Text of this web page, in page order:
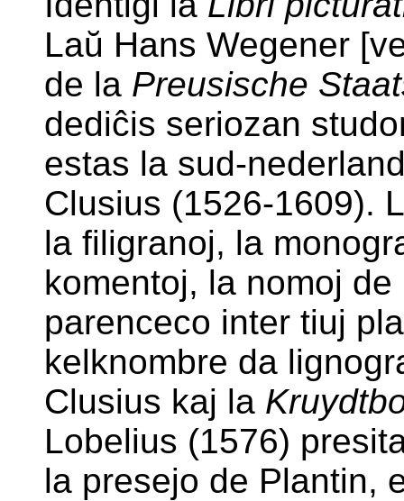
Laŭ Hans Wegener
de la Preusische
dediĉis seriozan
estas la sud-
Clusius (1526-1609).
la filigranoj, la
komentoj, la nomoj
parenceco inter tiuj
kelknombre da
Clusius kaj la
Lobelius (1576)
la presejo de Plantin,